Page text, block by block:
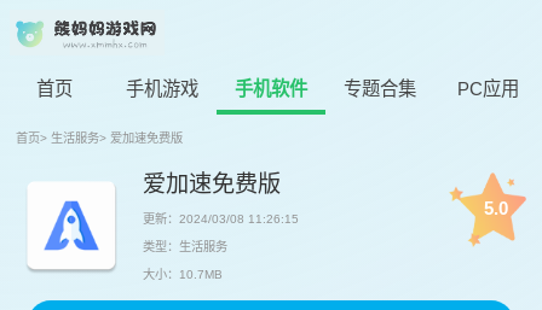
首页 手机游戏 手机软件 专题合集 PC应用
首页> 生活服务> 爱加速免费版
爱加速免费版
更新：2024/03/08 11:26:15
类型：生活服务
大小：10.7MB
5.0